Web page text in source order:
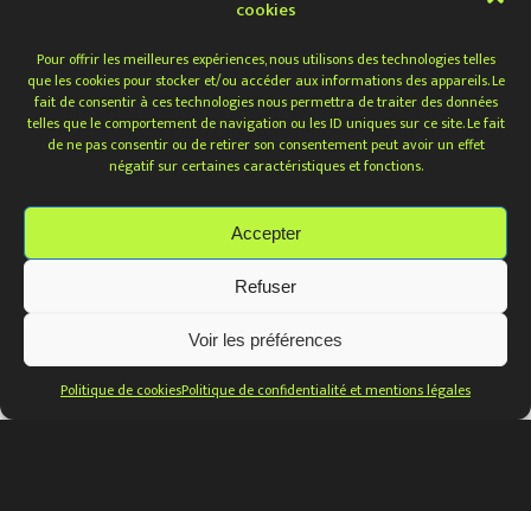
cookies
Pour offrir les meilleures expériences, nous utilisons des technologies telles
que les cookies pour stocker et/ou accéder aux informations des appareils. Le
fait de consentir à ces technologies nous permettra de traiter des données
telles que le comportement de navigation ou les ID uniques sur ce site. Le fait
de ne pas consentir ou de retirer son consentement peut avoir un effet
négatif sur certaines caractéristiques et fonctions.
Accepter
Refuser
Voir les préférences
Politique de cookiesPolitique de confidentialité et mentions légales